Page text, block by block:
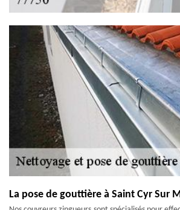
La pose de gouttière à Saint Cyr Sur